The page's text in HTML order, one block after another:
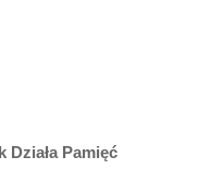
Działa Pamięć